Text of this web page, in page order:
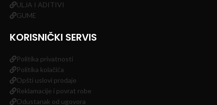
ULJA I ADITIVI
GUME
KORISNIČKI SERVIS
Politika privatnosti
Politika kolačića
Opšti uslovi prodaje
Reklamacije i povrat robe
Odustanak od ugovora